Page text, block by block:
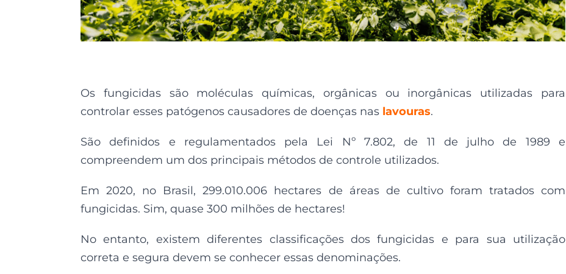
Os fungicidas são moléculas químicas, orgânicas ou inorgânicas utilizadas para
controlar esses patógenos causadores de doenças nas lavouras.
São definidos e regulamentados pela Lei Nº 7.802, de 11 de julho de 1989 e
compreendem um dos principais métodos de controle utilizados.
Em 2020, no Brasil, 299.010.006 hectares de áreas de cultivo foram tratados com
fungicidas. Sim, quase 300 milhões de hectares!
No entanto, existem diferentes classificações dos fungicidas e para sua utilização
correta e segura devem se conhecer essas denominações.